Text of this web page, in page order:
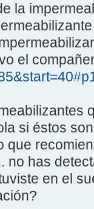
la
el
si éstos
que
no has
en el